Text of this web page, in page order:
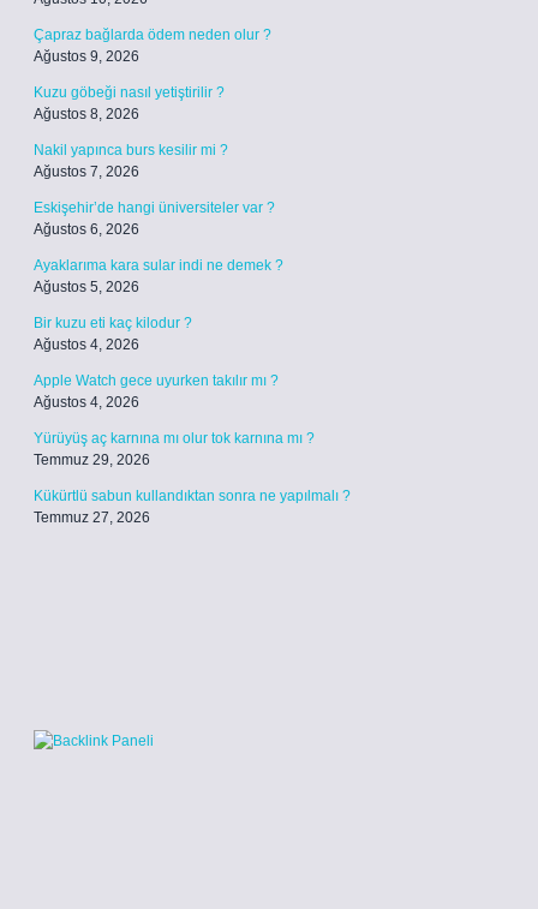
Çapraz bağlarda ödem neden olur ?
Ağustos 9, 2026
Kuzu göbeği nasıl yetiştirilir ?
Ağustos 8, 2026
Nakil yapınca burs kesilir mi ?
Ağustos 7, 2026
Eskişehir’de hangi üniversiteler var ?
Ağustos 6, 2026
Ayaklarıma kara sular indi ne demek ?
Ağustos 5, 2026
Bir kuzu eti kaç kilodur ?
Ağustos 4, 2026
Apple Watch gece uyurken takılır mı ?
Ağustos 4, 2026
Yürüyüş aç karnına mı olur tok karnına mı ?
Temmuz 29, 2026
Kükürtlü sabun kullandıktan sonra ne yapılmalı ?
Temmuz 27, 2026